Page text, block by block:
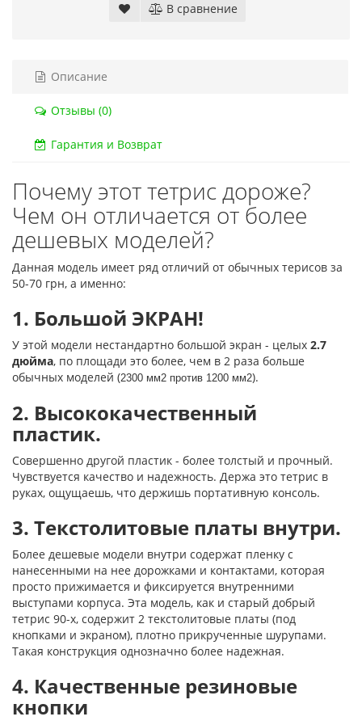
В сравнение
Описание
Отзывы (0)
Гарантия и Возврат
Почему этот тетрис дороже?
Чем он отличается от более
дешевых моделей?
Данная модель имеет ряд отличий от обычных терисов за
50-70 грн, а именно:
1. Большой ЭКРАН!
У этой модели нестандартно большой экран - целых 2.7
дюйма, по площади это более, чем в 2 раза больше
обычных моделей (2300 мм2 против 1200 мм2).
2. Высококачественный
пластик.
Совершенно другой пластик - более толстый и прочный.
Чувствуется качество и надежность. Держа это тетрис в
руках, ощущаешь, что держишь портативную консоль.
3. Текстолитовые платы внутри.
Более дешевые модели внутри содержат пленку с
нанесенными на нее дорожками и контактами, которая
просто прижимается и фиксируется внутренними
выступами корпуса. Эта модель, как и старый добрый
тетрис 90-х, содержит 2 текстолитовые платы (под
кнопками и экраном), плотно прикрученные шурупами.
Такая конструкция однозначно более надежная.
4. Качественные резиновые
кнопки